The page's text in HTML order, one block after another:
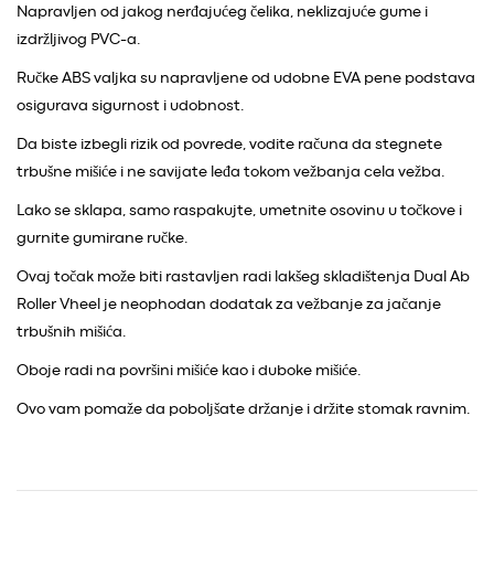
Napravljen od jakog nerđajućeg čelika, neklizajuće gume i
izdržljivog PVC-a.
Ručke ABS valjka su napravljene od udobne EVA pene podstava
osigurava sigurnost i udobnost.
Da biste izbegli rizik od povrede, vodite računa da stegnete
trbušne mišiće i ne savijate leđa tokom vežbanja cela vežba.
Lako se sklapa, samo raspakujte, umetnite osovinu u točkove i
gurnite gumirane ručke.
Ovaj točak može biti rastavljen radi lakšeg skladištenja Dual Ab
Roller Vheel je neophodan dodatak za vežbanje za jačanje
trbušnih mišića.
Oboje radi na površini mišiće kao i duboke mišiće.
Ovo vam pomaže da poboljšate držanje i držite stomak ravnim.